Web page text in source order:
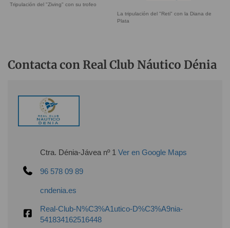
Tripulación del "Ziving" con su trofeo
La tripulación del "Reti" con la Diana de
Plata
Contacta con Real Club Náutico Dénia
Ctra. Dénia-Jávea nº 1 Ver en Google Maps
96 578 09 89
cndenia.es
Real-Club-N%C3%A1utico-D%C3%A9nia-
541834162516448